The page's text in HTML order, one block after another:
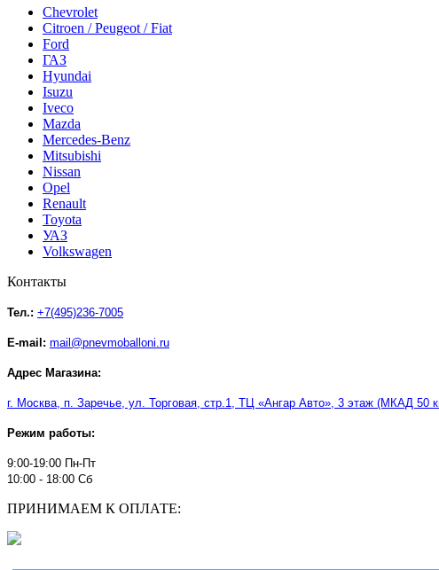
Chevrolet
Citroen / Peugeot / Fiat
Ford
ГАЗ
Hyundai
Isuzu
Iveco
Mazda
Mercedes-Benz
Mitsubishi
Nissan
Opel
Renault
Toyota
УАЗ
Volkswagen
Контакты
Тел.: +7(495)236-7005
E-mail: mail@pnevmoballoni.ru
Адрес Магазина:
г. Москва, п. Заречье, ул. Торговая, стр.1, ТЦ «Ангар Авто» , 3 этаж (МКАД 50
Режим работы:
9:00-19:00 Пн-Пт
10:00 - 18:00 Сб
ПРИНИМАЕМ К ОПЛАТЕ: